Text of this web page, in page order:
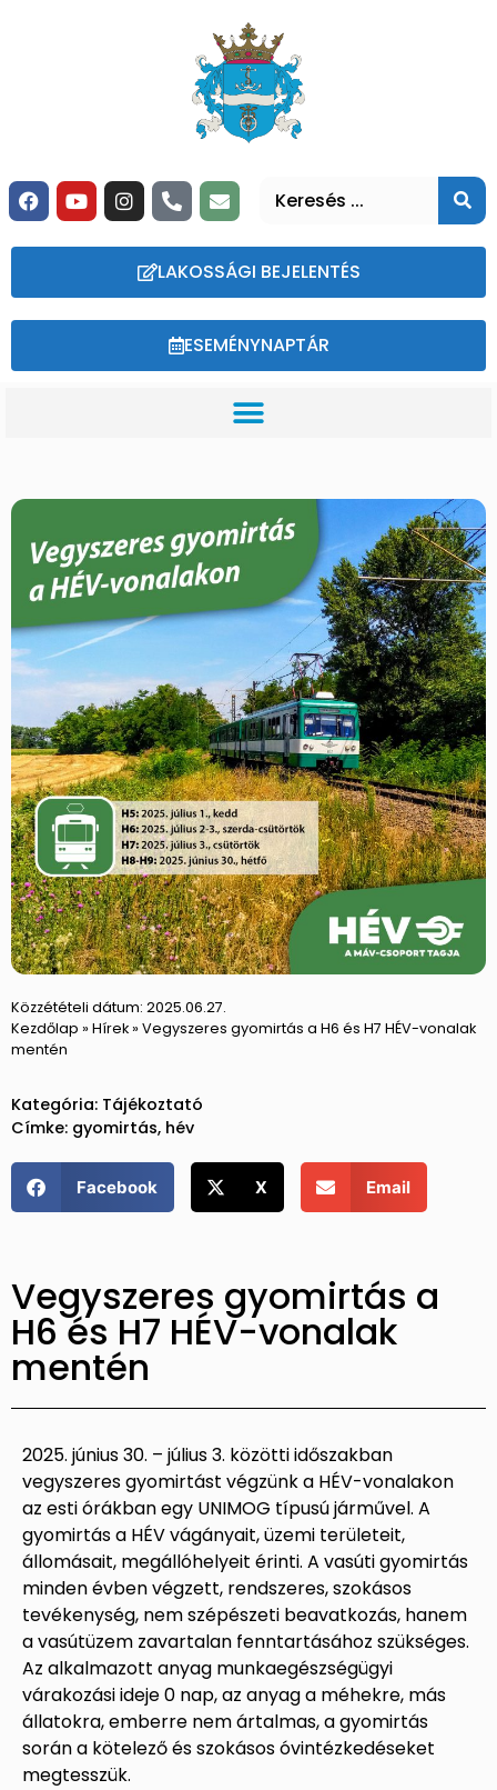
LAKOSSÁGI BEJELENTÉS
ESEMÉNYNAPTÁR
Közzétételi dátum: 2025.06.27.
Kezdőlap » Hírek» Vegyszeres gyomirtás a H6 és H7 HÉV-vonalak
mentén
Kategória: Tájékoztató
Címke: gyomirtás, hév
Facebook X Email
Vegyszeres gyomirtás a
H6 és H7 HÉV-vonalak
mentén
2025. június 30. – július 3. közötti időszakban
vegyszeres gyomirtást végzünk a HÉV-vonalakon
az esti órákban egy UNIMOG típusú járművel. A
gyomirtás a HÉV vágányait, üzemi területeit,
állomásait, megállóhelyeit érinti. A vasúti gyomirtás
minden évben végzett, rendszeres, szokásos
tevékenység, nem szépészeti beavatkozás, hanem
a vasútüzem zavartalan fenntartásához szükséges.
Az alkalmazott anyag munkaegészségügyi
várakozási ideje 0 nap, az anyag a méhekre, más
állatokra, emberre nem ártalmas, a gyomirtás
során a kötelező és szokásos óvintézkedéseket
megtesszük.